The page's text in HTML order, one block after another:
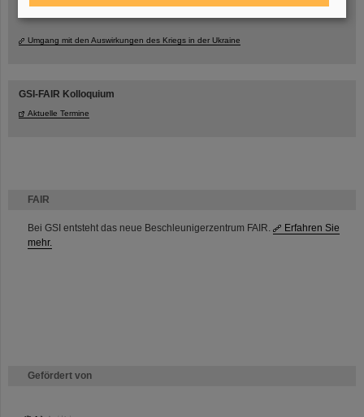
FAIR
Bei GSI entsteht das neue Beschleunigerzentrum FAIR.
Erfahren Sie
mehr.
Gefördert von
Umgang mit den Auswirkungen des Kriegs in der Ukraine
GSI-FAIR Kolloquium
Aktuelle Termine